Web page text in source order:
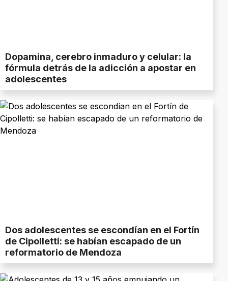
Dopamina, cerebro inmaduro y celular: la
fórmula detrás de la adicción a apostar en
adolescentes
Dos adolescentes se escondían en el Fortín
de Cipolletti: se habían escapado de un
reformatorio de Mendoza